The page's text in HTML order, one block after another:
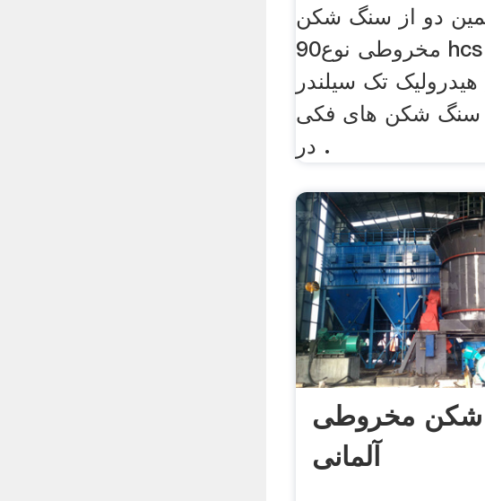
دو از سنگ شکن
مخروطی نوع90 hcs (فشار
هیدرولیک تک سیلندر ) سری
سنگ شکن های فکی jc از فرز
در .
مخروطی
آلمانی